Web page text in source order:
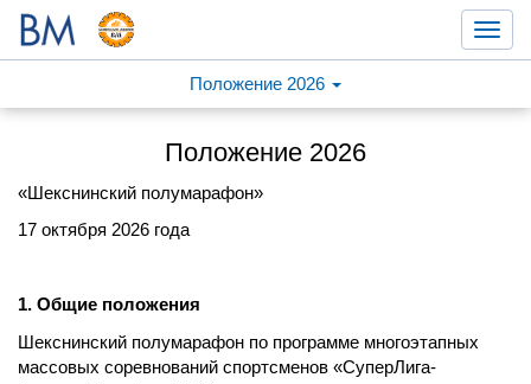
Положение 2026
Положение 2026
«Шекснинский полумарафон»
17 октября 2026 года
1. Общие положения
Шекснинский полумарафон по программе многоэтапных
массовых соревнований спортсменов «СуперЛига-